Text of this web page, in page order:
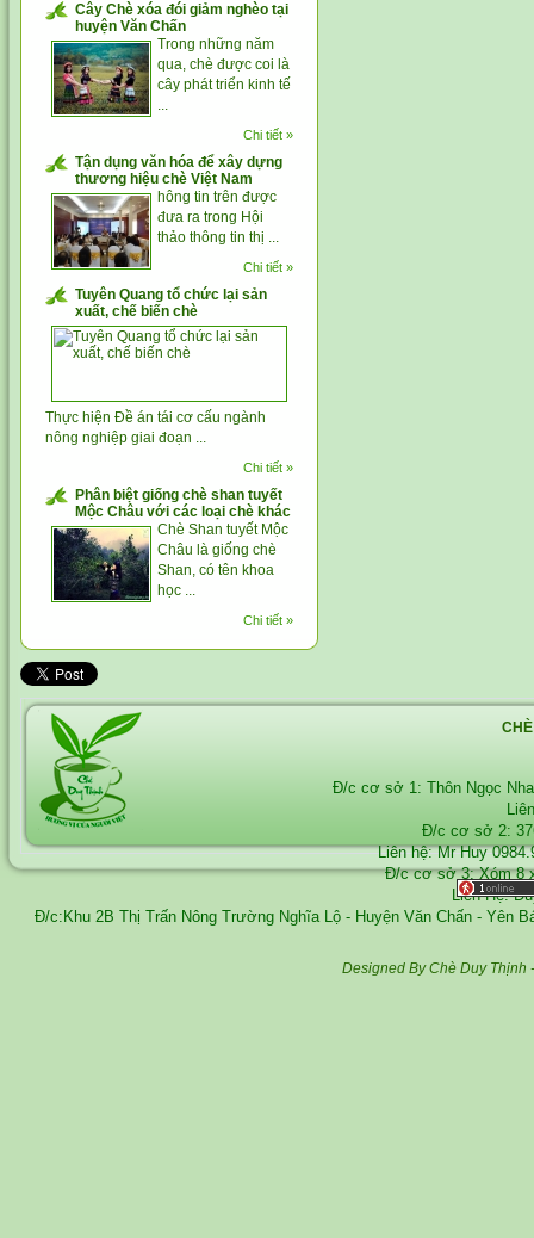
Cây Chè xóa đói giảm nghèo tại
huyện Văn Chấn
Trong những năm
qua, chè được coi là
cây phát triển kinh tế
...
Chi tiết »
Tận dụng văn hóa để xây dựng
thương hiệu chè Việt Nam
hông tin trên được
đưa ra trong Hội
thảo thông tin thị ...
Chi tiết »
Tuyên Quang tổ chức lại sản
xuất, chế biến chè
Thực hiện Đề án tái cơ cấu ngành
nông nghiệp giai đoạn ...
Chi tiết »
Phân biệt giống chè shan tuyết
Mộc Châu với các loại chè khác
Chè Shan tuyết Mộc
Châu là giống chè
Shan, có tên khoa
học ...
Chi tiết »
Đ/c cơ sở 1: Thôn Ngọc
Đ/c cơ sở 2:
Liên hệ: Mr Huy
Đ/c cơ sở 3: Xóm 8
Liên Hệ:
Đ/c:Khu 2B Thị Trấn Nông Trường Nghĩa Lộ - Huyện Văn Chấn - Yên
Designed By Chè Duy Thịnh -